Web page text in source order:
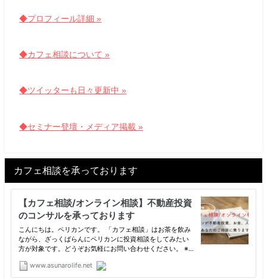
◆プロフィール詳細 »
◆カフェ相談について »
◆ツイッターも日々更新中 »
◆セミナー登壇・メディア掲載 »
カフェ相談を承っております